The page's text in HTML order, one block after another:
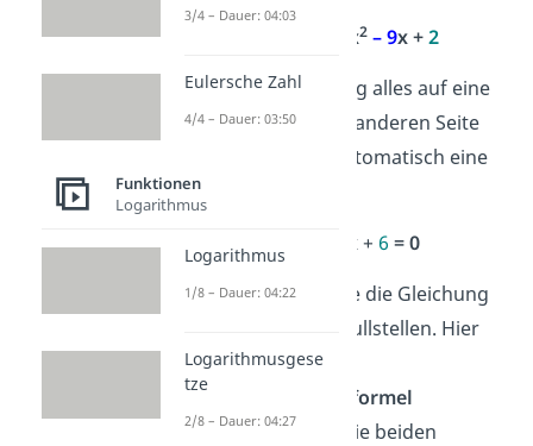
= x2 – 9x +2
Schritt 2
: Bring alles auf eine
Seite. Auf der anderen Seite
steht dann automatisch eine
x+ 6 = 0
Schritt 3
: Löse die Gleichung
wie bei den Nullstellen. Hier
kannst du die
Mitternachtsformel
verwenden. Die beiden
3/4 – Dauer: 04:03
Eulersche Zahl
4/4 – Dauer: 03:50
Funktionen
Logarithmus
Logarithmus
1/8 – Dauer: 04:22
Logarithmusgese
tze
2/8 – Dauer: 04:27